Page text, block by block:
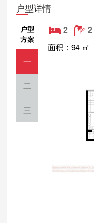
户型详情
户型
方案
一
二
三
2 2
面积：94 ㎡